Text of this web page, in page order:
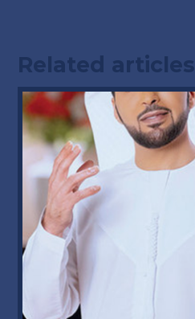
Related articles